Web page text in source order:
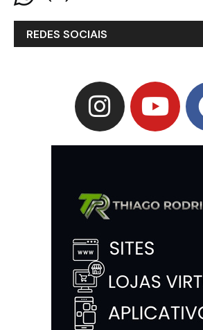
REDES SOCIAIS